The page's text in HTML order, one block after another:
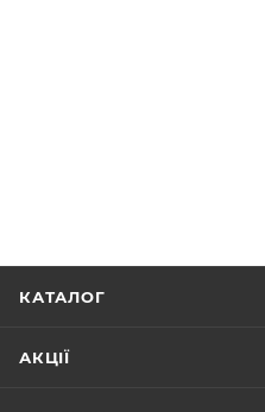
КАТАЛОГ
АКЦІЇ